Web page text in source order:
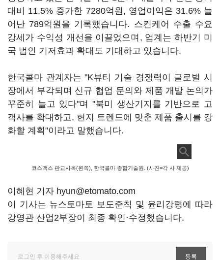
대비 11.5% 증가한 7280억원, 영업이익은 31.6% 늘
어난 789억원을 기록했습니다. 스킨케어 수출 수요
강세가 수익성 개선을 이끌었으며, 업계는 하반기 미
국 법인 기저효과 확대도 기대하고 있습니다.
한국콜마 관계자는 "K뷰티 기술 경쟁력이 글로벌 시
장에서 부각되며 신규 협업 문의와 제품 개발 논의가
꾸준히 늘고 있다"며 "북미 생산기지를 기반으로 고
객사를 확대하고, 현지 트렌드에 맞춘 제품 출시를 강
화할 계획"이라고 말했습니다.
코스맥스 판교사옥(왼쪽), 한국콜마 종합기술원. (사진=각 사 제공)
이혜현 기자 hyun@etomato.com
이 기사는 뉴스토마토 보도준칙 및 윤리강령에 따라
강영관 산업2부장이 최종 확인·수정했습니다.